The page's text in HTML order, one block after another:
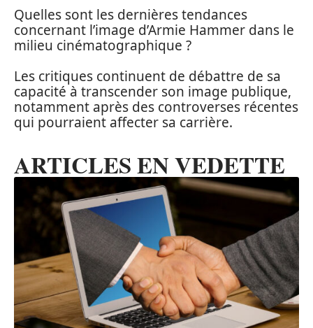
Quelles sont les dernières tendances
concernant l’image d’Armie Hammer dans le
milieu cinématographique ?
Les critiques continuent de débattre de sa
capacité à transcender son image publique,
notamment après des controverses récentes
qui pourraient affecter sa carrière.
ARTICLES EN VEDETTE